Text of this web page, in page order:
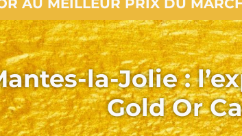
la-Jolie :
Gold Or